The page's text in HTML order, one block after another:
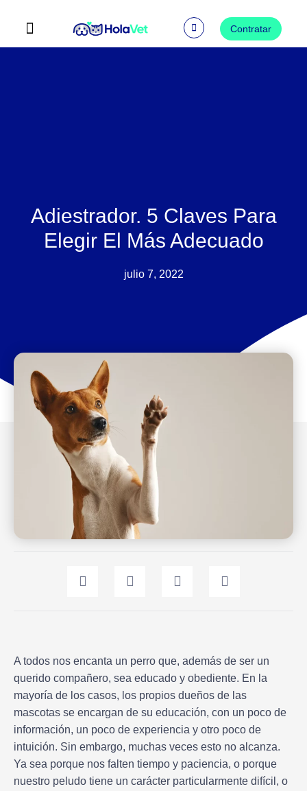
contenido
Contratar
Adiestrador. 5 Claves Para
Elegir El Más Adecuado
julio 7, 2022
A todos nos encanta un perro que, además de ser un
querido compañero, sea educado y obediente. En la
mayoría de los casos, los propios dueños de las
mascotas se encargan de su educación, con un poco de
información, un poco de experiencia y otro poco de
intuición. Sin embargo, muchas veces esto no alcanza.
Ya sea porque nos falten tiempo y paciencia, o porque
nuestro peludo tiene un carácter particularmente difícil, o